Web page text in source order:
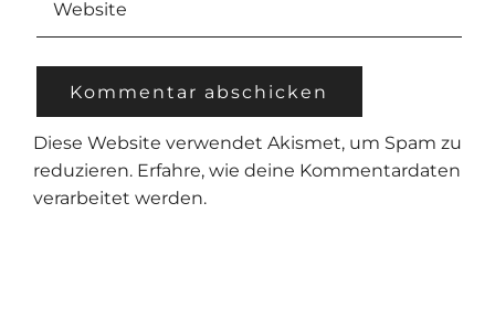
Diese Website verwendet Akismet, um Spam zu
reduzieren. Erfahre, wie deine Kommentardaten
verarbeitet werden.